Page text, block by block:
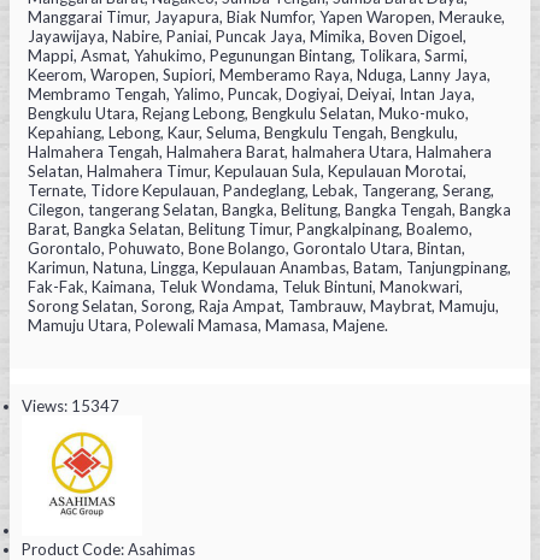
Manggarai Timur, Jayapura, Biak Numfor, Yapen Waropen, Merauke,
Jayawijaya, Nabire, Paniai, Puncak Jaya, Mimika, Boven Digoel,
Mappi, Asmat, Yahukimo, Pegunungan Bintang, Tolikara, Sarmi,
Keerom, Waropen, Supiori, Memberamo Raya, Nduga, Lanny Jaya,
Membramo Tengah, Yalimo, Puncak, Dogiyai, Deiyai, Intan Jaya,
Bengkulu Utara, Rejang Lebong, Bengkulu Selatan, Muko-muko,
Kepahiang, Lebong, Kaur, Seluma, Bengkulu Tengah, Bengkulu,
Halmahera Tengah, Halmahera Barat, halmahera Utara, Halmahera
Selatan, Halmahera Timur, Kepulauan Sula, Kepulauan Morotai,
Ternate, Tidore Kepulauan, Pandeglang, Lebak, Tangerang, Serang,
Cilegon, tangerang Selatan, Bangka, Belitung, Bangka Tengah, Bangka
Barat, Bangka Selatan, Belitung Timur, Pangkalpinang, Boalemo,
Gorontalo, Pohuwato, Bone Bolango, Gorontalo Utara, Bintan,
Karimun, Natuna, Lingga, Kepulauan Anambas, Batam, Tanjungpinang,
Fak-Fak, Kaimana, Teluk Wondama, Teluk Bintuni, Manokwari,
Sorong Selatan, Sorong, Raja Ampat, Tambrauw, Maybrat, Mamuju,
Mamuju Utara, Polewali Mamasa, Mamasa, Majene.
Views: 15347
Product Code:Asahimas